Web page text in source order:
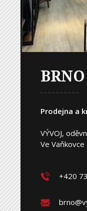
BRNO
Prodejna a
VÝVOJ,
Ve
+420